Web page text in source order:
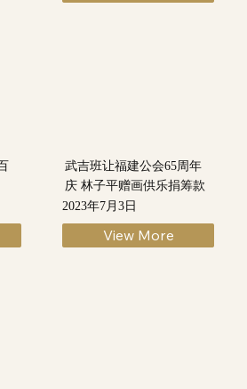
武吉班让福建公会65周年
庆 林子平赠画供乐捐筹款
2023年7月3日
View More